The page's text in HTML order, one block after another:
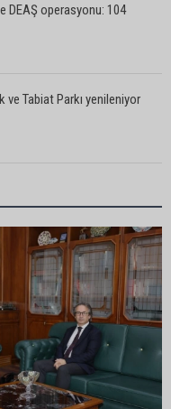
DEAŞ operasyonu: 104
ve Tabiat Parkı yenileniyor
Özkan’a ziyaret
sürüyor
sineması keyfi iki farklı